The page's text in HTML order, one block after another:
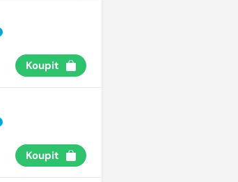
Koupit
Koupit